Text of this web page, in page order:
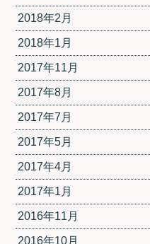
2018年2月
2018年1月
2017年11月
2017年8月
2017年7月
2017年5月
2017年4月
2017年1月
2016年11月
2016年10月